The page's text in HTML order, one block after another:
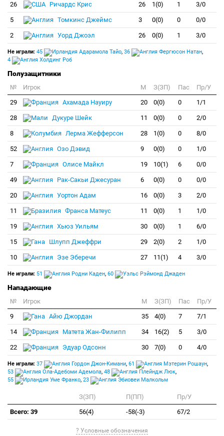
26 Ричардс Крис 26 1(0) 1 3/0
5 Томкинс Джеймс 3 0(0) 0 0/0
2 Уорд Джоэл 26 0(0) 1 3/0
Не играли: 45 Адарамола Тайо, 36 Фергюсон Натан,
4
Холдинг Роб
Полузащитники
№ Игрок M З(ЗП) Пас
Пр/У
29
Ахамада Науиру 20 0(0) 0 1/1
28 Дукуре Шейк 11 0(0) 0 2/0
8 Лерма Жефферсон 28 1(0) 0 8/0
52 Озо Дэвид 9 0(0) 0 1/0
7 Олисе Майкл 19 10(1) 6 0/0
49 Рак-Сакьи Джесуран 6 0(0) 0 0/0
20 Уортон Адам 16 0(0) 3 2/0
11 Франса Матеус 11 0(0) 1 1/0
19 Хьюз Уильям 30 0(0) 1 6/0
15 Шлупп Джеффри 29 2(0) 2 1/0
10 Эзе Эберечи 27 11(1) 4 3/0
Не играли: 51 Родни Каден, 60 Рэймонд Джаден
Нападающие
№ Игрок M З(ЗП) Пас
Пр/У
9
Айю Джордан 35 4(0) 7 7/1
14 Матета Жан-Филипп 34 16(2) 5 3/0
22 Эдуар Одсонн 30 7(0) 0 4/0
Не играли: 37 Гордон Джон-Кимани, 61 Мэтерин Рошаун,
53
Ола-Адебоми Адемола, 48 Плейндж Люк,
55
Уме Франко, 23 Эбиовеи Малкольм
З(ЗП) П(ПП)
Пр/У
Всего: 39
56(4) -58(-3) 67/2
? Условные обозначения